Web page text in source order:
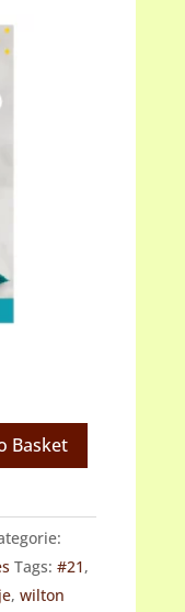
Basket
Tags: #21,
, wilton